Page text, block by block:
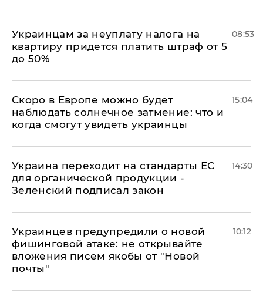
Украинцам за неуплату налога на
квартиру придется платить штраф от 5
до 50%
08:53
Скоро в Европе можно будет
наблюдать солнечное затмение: что и
когда смогут увидеть украинцы
15:04
Украина переходит на стандарты ЕС
для органической продукции -
Зеленский подписал закон
14:30
Украинцев предупредили о новой
фишинговой атаке: не открывайте
вложения писем якобы от "Новой
почты"
10:12